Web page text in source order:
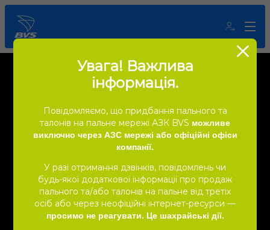
Увага! Важлива
інформація.
Повідомляємо, що придбання пального та
талонів на пальне мережі АЗК BVS можливе
виключно через АЗС мережі або офіційні офіси
компанії.
У разі отримання дзвінків, повідомлень чи
будь-якої додаткової інформації про продаж
пального та/або талонів на пальне від третіх
осіб або через неофіційні інтернет-ресурси —
просимо не реагувати. Це шахрайські дії.